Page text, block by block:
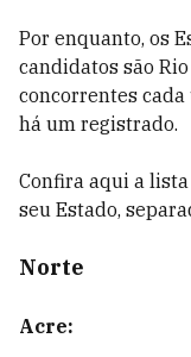
Por enquanto, os
candidatos são
concorrentes cada
há um registrado.
Confira aqui a
seu Estado,
Norte
Acre: